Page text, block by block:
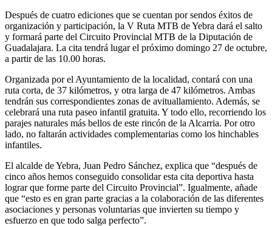
Después de cuatro ediciones que se cuentan por sendos éxitos de
organización y participación, la V Ruta MTB de Yebra dará el salto
y formará parte del Circuito Provincial MTB de la Diputación de
Guadalajara. La cita tendrá lugar el próximo domingo 27 de octubre,
a partir de las 10.00 horas.
Organizada por el Ayuntamiento de la localidad, contará con una
ruta corta, de 37 kilómetros, y otra larga de 47 kilómetros. Ambas
tendrán sus correspondientes zonas de avituallamiento. Además, se
celebrará una ruta paseo infantil gratuita. Y todo ello, recorriendo los
parajes naturales más bellos de este rincón de la Alcarria. Por otro
lado, no faltarán actividades complementarias como los hinchables
infantiles.
El alcalde de Yebra, Juan Pedro Sánchez, explica que “después de
cinco años hemos conseguido consolidar esta cita deportiva hasta
lograr que forme parte del Circuito Provincial”. Igualmente, añade
que “esto es en gran parte gracias a la colaboración de las diferentes
asociaciones y personas voluntarias que invierten su tiempo y
esfuerzo en que todo salga perfecto”.